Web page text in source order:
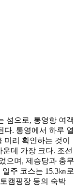
섬으로, 통영항 여객
다. 통영에서 하루 열
리 확인하는 것이
데 가장 크다. 조선
으며, 제승당과 충무
주 코스는 15.3㎞로
캠핑장 등의 숙박